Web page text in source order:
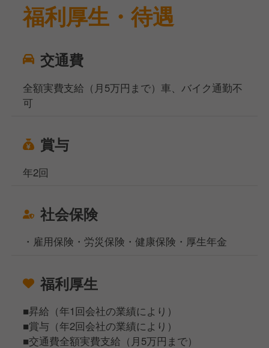
福利厚生・待遇
交通費
全額実費支給（月5万円まで）車、バイク通勤不
可
賞与
年2回
社会保険
・雇用保険・労災保険・健康保険・厚生年金
福利厚生
■昇給（年1回会社の業績により）
■賞与（年2回会社の業績により）
■交通費全額実費支給（月5万円まで）